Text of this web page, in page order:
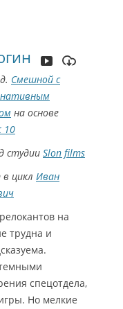
Смешной с
на основе
10
студии Slon films
цикл Иван
на
трудна и
спецотдела,
Но мелкие